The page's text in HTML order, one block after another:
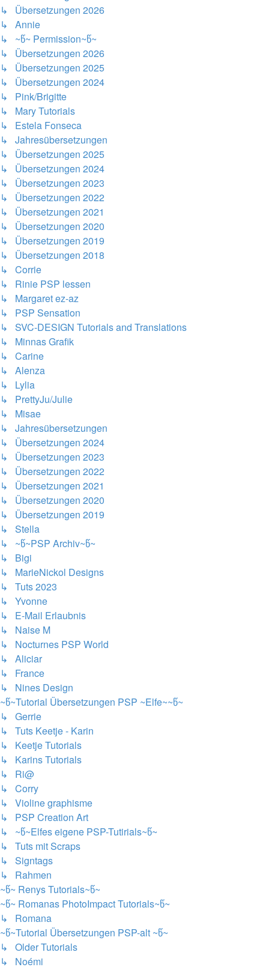
↳ Übersetzungen 2026
↳ Annie
↳ ~წ~ Permission~წ~
↳ Übersetzungen 2026
↳ Übersetzungen 2025
↳ Übersetzungen 2024
↳ Pink/Brigitte
↳ Mary Tutorials
↳ Estela Fonseca
↳ Jahresübersetzungen
↳ Übersetzungen 2025
↳ Übersetzungen 2024
↳ Übersetzungen 2023
↳ Übersetzungen 2022
↳ Übersetzungen 2021
↳ Übersetzungen 2020
↳ Übersetzungen 2019
↳ Übersetzungen 2018
↳ Corrie
↳ Rinie PSP lessen
↳ Margaret ez-az
↳ PSP Sensation
↳ SVC-DESIGN Tutorials and Translations
↳ Minnas Grafik
↳ Carine
↳ Alenza
↳ Lylia
↳ PrettyJu/Julie
↳ Misae
↳ Jahresübersetzungen
↳ Übersetzungen 2024
↳ Übersetzungen 2023
↳ Übersetzungen 2022
↳ Übersetzungen 2021
↳ Übersetzungen 2020
↳ Übersetzungen 2019
↳ Stella
↳ ~წ~PSP Archiv~წ~
↳ Bigi
↳ MarieNickol Designs
↳ Tuts 2023
↳ Yvonne
↳ E-Mail Erlaubnis
↳ Naise M
↳ Nocturnes PSP World
↳ Aliciar
↳ France
↳ Nines Design
~წ~Tutorial Übersetzungen PSP ~Elfe~~წ~
↳ Gerrie
↳ Tuts Keetje - Karin
↳ Keetje Tutorials
↳ Karins Tutorials
↳ Ri@
↳ Corry
↳ Violine graphisme
↳ PSP Creation Art
↳ ~წ~Elfes eigene PSP-Tutirials~წ~
↳ Tuts mit Scraps
↳ Signtags
↳ Rahmen
~წ~ Renys Tutorials~წ~
~წ~ Romanas PhotoImpact Tutorials~წ~
↳ Romana
~წ~Tutorial Übersetzungen PSP-alt ~წ~
↳ Older Tutorials
↳ Noémi